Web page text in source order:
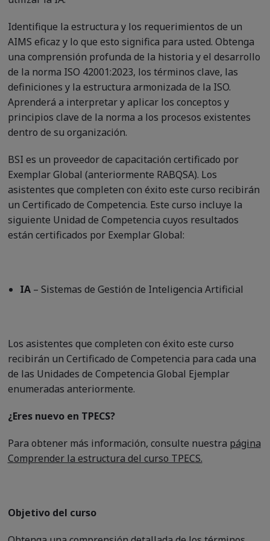
Identifique la estructura y los requerimientos de un
AIMS eficaz y lo que esto significa para usted. Obtenga
una comprensión profunda de la historia y el desarrollo
de la norma ISO 42001:2023, los términos clave, las
definiciones y la estructura armonizada de la ISO.
Aprenderá a interpretar y aplicar los conceptos y
principios clave de la norma a los procesos existentes
dentro de su organización.
BSI es un proveedor de capacitación certificado por
Exemplar Global (anteriormente RABQSA). Los
asistentes que completen con éxito este curso recibirán
un Certificado de Competencia. Este curso incluye la
siguiente Unidad de Competencia cuyos resultados
están certificados por Exemplar Global:
IA– Sistemas de Gestión de Inteligencia Artificial
Los asistentes que completen con éxito este curso
recibirán un Certificado de Competencia para cada una
de las Unidades de Competencia Global Ejemplar
enumeradas anteriormente.
¿Eres nuevo en TPECS?
Para obtener más información, consulte nuestra página
Comprender la estructura del curso TPECS.
Objetivo del curso